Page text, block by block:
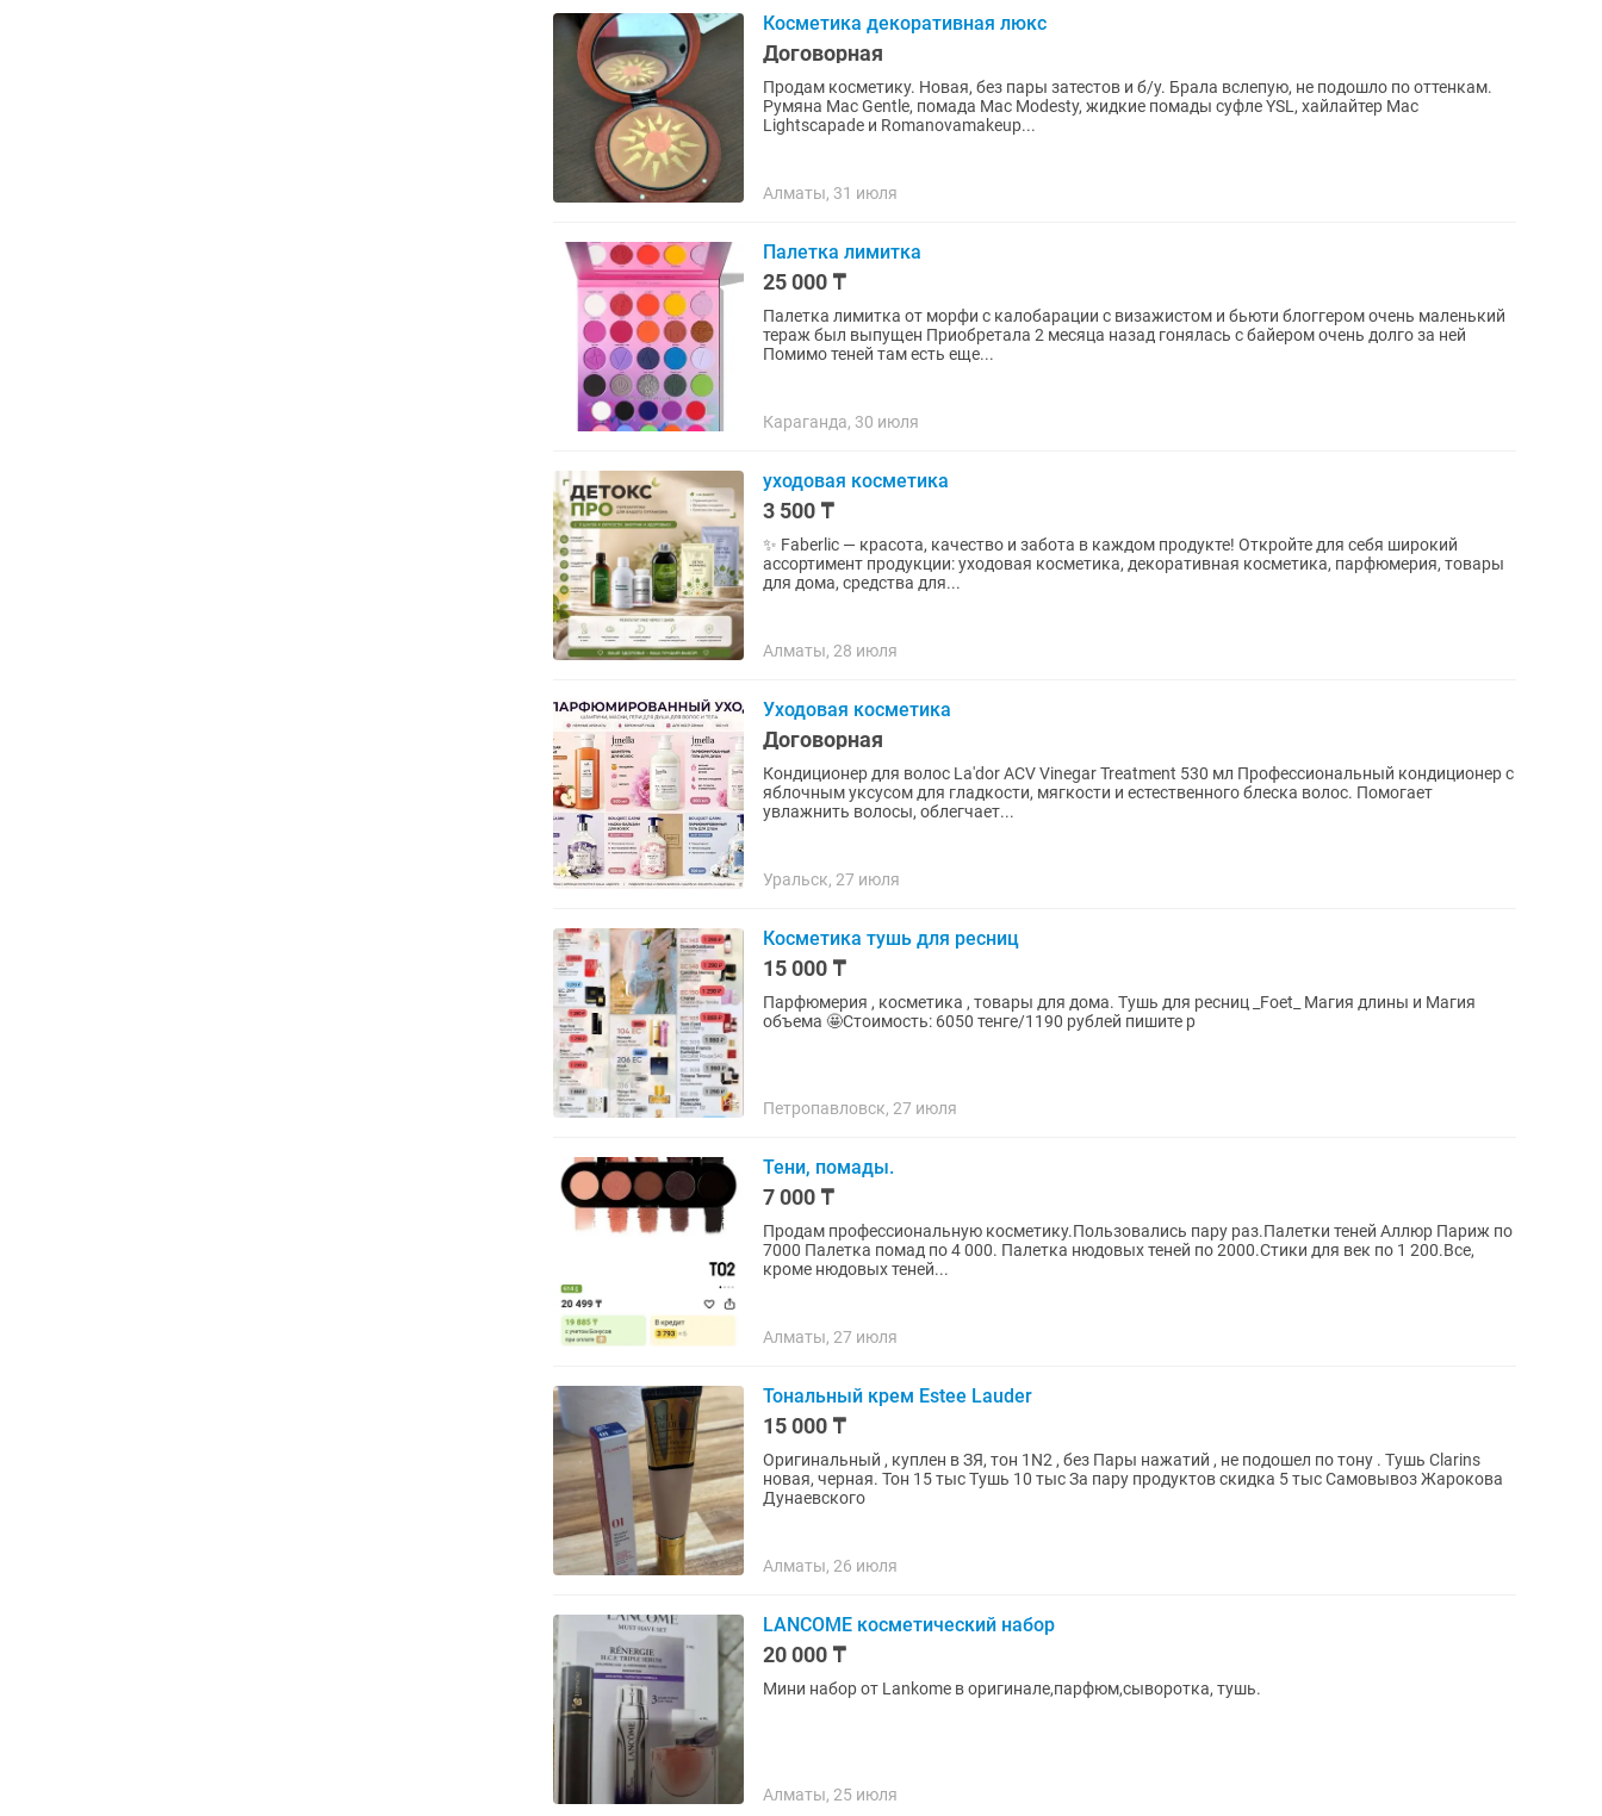
Косметика декоративная люкс
Договорная
Продам косметику. Новая, без пары затестов и б/у. Брала вслепую, не подошло по оттенкам.
Румяна Mac Gentle, помада Мас Modesty, жидкие помады суфле YSL, хайлайтер Mac
Lightscapade и Romanovamakeup...
Алматы, 31 июля
Палетка лимитка
25 000 ₸
Палетка лимитка от морфи с калобарации с визажистом и бьюти блоггером очень маленький
тераж был выпущен Приобретала 2 месяца назад гонялась с байером очень долго за ней
Помимо теней там есть еще...
Караганда, 30 июля
уходовая косметика
3 500 ₸
✨ Faberlic — красота, качество и забота в каждом продукте! Откройте для себя широкий
ассортимент продукции: уходовая косметика, декоративная косметика, парфюмерия, товары
для дома, средства для...
Алматы, 28 июля
Уходовая косметика
Договорная
Кондиционер для волос La'dor ACV Vinegar Treatment 530 мл Профессиональный кондиционер с
яблочным уксусом для гладкости, мягкости и естественного блеска волос. Помогает
увлажнить волосы, облегчает...
Уральск, 27 июля
Косметика тушь для ресниц
15 000 ₸
Парфюмерия , косметика , товары для дома. Тушь для ресниц _Foet_ Магия длины и Магия
объема 🤩Стоимость: 6050 тенге/1190 рублей пишите p
Петропавловск, 27 июля
Тени, помады.
7 000 ₸
Продам профессиональную косметику.Пользовались пару раз.Палетки теней Аллюр Париж по
7000 Палетка помад по 4 000. Палетка нюдовых теней по 2000.Стики для век по 1 200.Все,
кроме нюдовых теней...
Алматы, 27 июля
Тональный крем Estee Lauder
15 000 ₸
Оригинальный , куплен в ЗЯ, тон 1N2 , без Пары нажатий , не подошел по тону . Тушь Clarins
новая, черная. Тон 15 тыс Тушь 10 тыс За пару продуктов скидка 5 тыс Самовывоз Жарокова
Дунаевского
Алматы, 26 июля
LANCOME косметический набор
20 000 ₸
Мини набор от Lankome в оригинале,парфюм,сыворотка, тушь.
Алматы, 25 июля